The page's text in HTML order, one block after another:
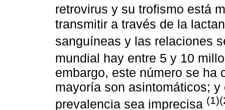
retrovirus y su trofismo está
transmitir a través de la
sanguíneas y las relaciones
mundial hay entre 5 y 10
embargo, este número se ha
mayoría son asintomáticos;
prevalencia sea imprecisa